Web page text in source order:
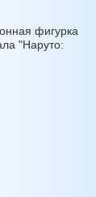
фигурка
"Наруто: